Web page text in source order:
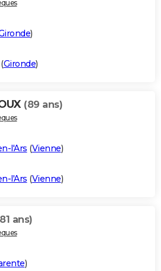
)
Gironde)
(89 ans)
l'Ars (Vienne)
l'Ars (Vienne)
ans)
)